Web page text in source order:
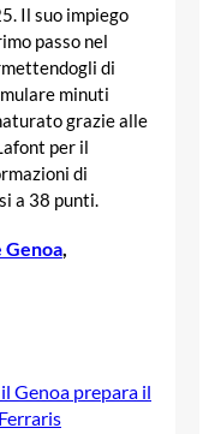
Il suo impiego
passo nel
di
minuti
grazie alle
per il
di
a 38 punti.
Genoa
Genoa prepara il